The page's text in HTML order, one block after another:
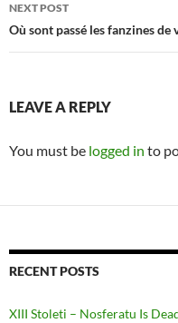
NEXT POST
Où sont passé les fanzines de
LEAVE A REPLY
You must be logged in to
RECENT POSTS
XIII Stoleti – Nosferatu Is